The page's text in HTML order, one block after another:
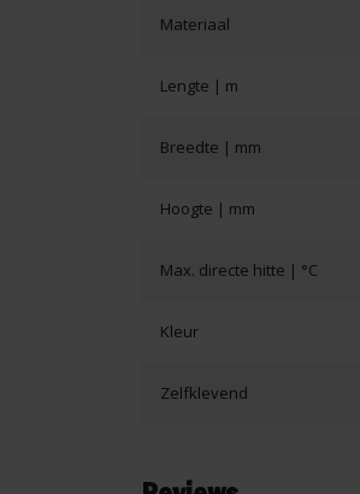
Materiaal
Lengte | m
Breedte | mm
Hoogte | mm
Max. directe hitte | °C
Kleur
Zelfklevend